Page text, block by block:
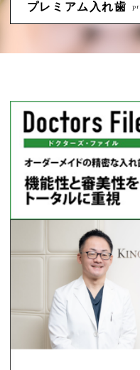
プレミアム入れ歯